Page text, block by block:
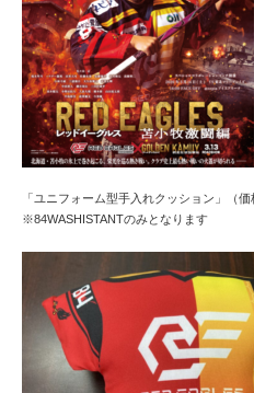
「ユニフォーム型手入れクッション」（価
※84WASHISTANTのみとなります